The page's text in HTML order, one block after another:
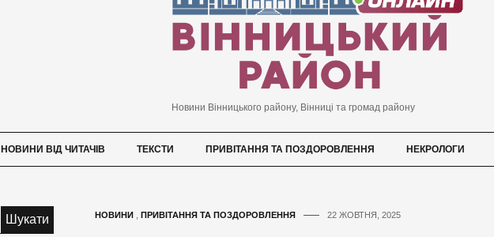
Новини Вінницького району, Вінниці та громад району
НОВИНИ ВІД ЧИТАЧІВ ТЕКСТИ ПРИВІТАННЯ ТА ПОЗДОРОВЛЕННЯ НЕКРОЛОГИ
НОВИНИ, ПРИВІТАННЯ ТА ПОЗДОРОВЛЕННЯ 22 ЖОВТНЯ, 2025